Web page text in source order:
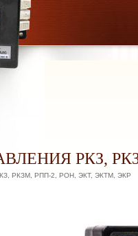
РКЗ,
РКЗМ, РПП-2, РОН, ЭКТ, ЭКТМ, ЭКР